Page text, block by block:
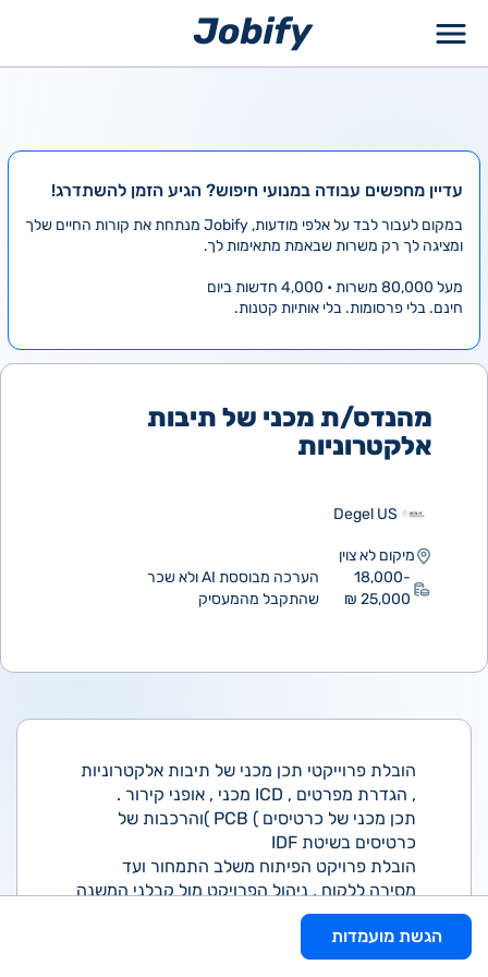
עדיין מחפשים עבודה במנועי חיפוש? הגיע הזמן להשתדרג!
במקום לעבור לבד על אלפי מודעות, Jobify מנתחת את קורות החיים שלך
ומציגה לך רק משרות שבאמת מתאימות לך.
מעל 80,000 משרות • 4,000 חדשות ביום
חינם. בלי פרסומות. בלי אותיות קטנות.
מהנדס/ת מכני של תיבות
אלקטרוניות
Degel US
מיקום לא צוין
18,000-
25,000 ₪
הערכה מבוססת AI ולא שכר
שהתקבל מהמעסיק
הובלת פרוייקטי תכן מכני של תיבות אלקטרוניות
, הגדרת מפרטים , ICD מכני , אופני קירור .
תכן מכני של כרטיסים ) PCB )והרכבות של
כרטיסים בשיטת IDF
הובלת פרויקט הפיתוח משלב התמחור ועד
מסירה ללקוח , ניהול הפרויקט מול קבלני המשנה
והובלת סקרי
התיכון בפרויקט .
יכולת קריאת שרטוטים ודו"ח אנליזות דינמיות,
הגשת מועמדות